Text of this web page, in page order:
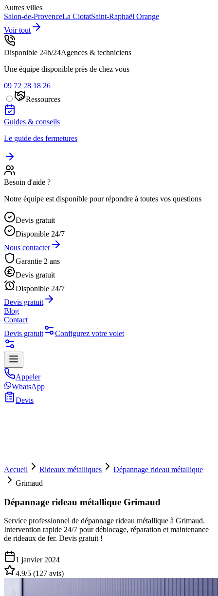
Autres villes
Salon-de-ProvenceLa CiotatSaint-Raphaël Orange
Voir tout
Disponible 24h/24Agences & techniciens
Une équipe disponible près de chez vous
09 72 28 18 26
Ressources
Guides & conseils
Le guide des fermetures
Besoin d'aide ?
Notre équipe est disponible pour répondre à toutes vos questions
Devis gratuit
Disponible 24/7
Nous contacter
Garantie 2 ans
Devis gratuit
Disponible 24/7
Devis gratuit
Blog
Contact
Devis gratuit
Configurez votre volet
Appeler
WhatsApp
Devis
Accueil Rideaux métalliques
Dépannage rideau métallique
Grimaud
Dépannage rideau métallique Grimaud
Service professionnel de dépannage rideau métallique à Grimaud.
Intervention rapide 24/7 pour déblocage, réparation et maintenance
de rideaux de fer. Devis gratuit !
1 janvier 2024
4.9/5 (127 avis)